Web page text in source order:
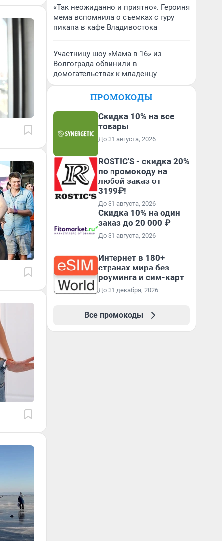
«Так неожиданно и приятно». Героиня
мема вспомнила о съемках с гуру
пикапа в кафе Владивостока
Участницу шоу «Мама в 16» из
Волгограда обвинили в
домогательствах к младенцу
ПРОМОКОДЫ
Скидка 10% на все
товары
До 31 августа, 2026
ROSTIC'S - скидка 20%
по промокоду на
любой заказ от
3199₽!
До 31 августа, 2026
Скидка 10% на один
заказ до 20 000 ₽
До 31 августа, 2026
Интернет в 180+
странах мира без
роуминга и сим-карт
До 31 декабря, 2026
Все промокоды